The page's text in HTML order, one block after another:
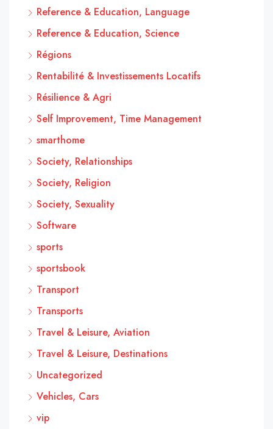
Reference & Education, Language
Reference & Education, Science
Régions
Rentabilité & Investissements Locatifs
Résilience & Agri
Self Improvement, Time Management
smarthome
Society, Relationships
Society, Religion
Society, Sexuality
Software
sports
sportsbook
Transport
Transports
Travel & Leisure, Aviation
Travel & Leisure, Destinations
Uncategorized
Vehicles, Cars
vip